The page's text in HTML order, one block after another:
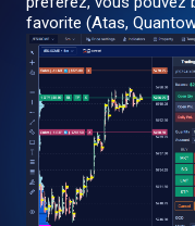
favorite (Atas,